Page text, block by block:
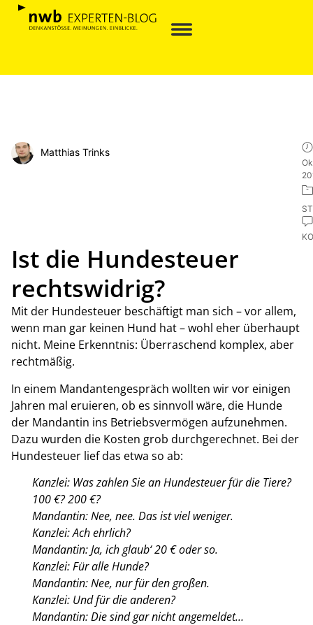
Matthias Trinks
Ist die Hundesteuer
rechtswidrig?
Mit der Hundesteuer beschäftigt man sich – vor allem,
wenn man gar keinen Hund hat – wohl eher überhaupt
nicht. Meine Erkenntnis: Überraschend komplex, aber
rechtmäßig.
In einem Mandantengespräch wollten wir vor einigen
Jahren mal eruieren, ob es sinnvoll wäre, die Hunde
der Mandantin ins Betriebsvermögen aufzunehmen.
Dazu wurden die Kosten grob durchgerechnet. Bei der
Hundesteuer lief das etwa so ab:
Kanzlei: Was zahlen Sie an Hundesteuer für die Tiere?
100 €? 200 €?
Mandantin: Nee, nee. Das ist viel weniger.
Kanzlei: Ach ehrlich?
Mandantin: Ja, ich glaub‘ 20 € oder so.
Kanzlei: Für alle Hunde?
Mandantin: Nee, nur für den großen.
Kanzlei: Und für die anderen?
Mandantin: Die sind gar nicht angemeldet…